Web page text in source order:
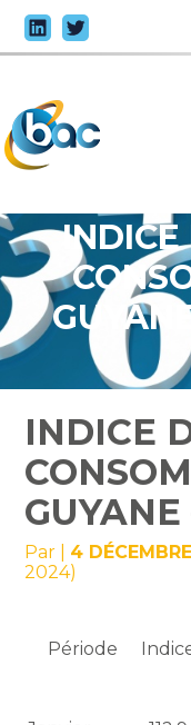
Aller
au
INDICE
INDICE
Par 4
2024)
Période